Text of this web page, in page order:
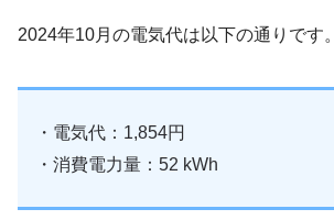
2024年10月の電気代は以下の通りです。
・電気代：1,854円
・消費電力量：52 kWh